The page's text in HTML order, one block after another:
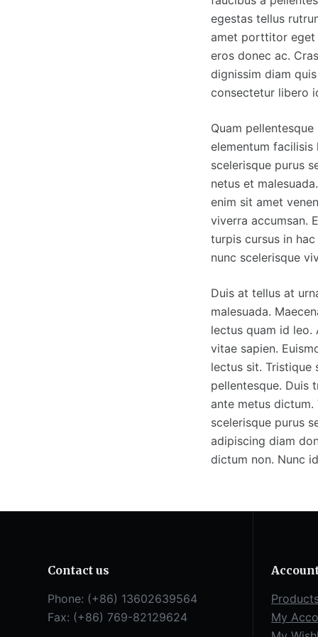
egestas tellus
amet porttitor eget
eros donec ac.
dignissim diam
consectetur libero
Quam
elementum
scelerisque purus
netus et
enim sit amet
viverra accumsan.
turpis cursus in
nunc scelerisque
Duis at tellus at
malesuada.
lectus quam id leo.
vitae sapien.
lectus sit. Tristique
pellentesque. Duis
ante metus
scelerisque purus
adipiscing diam
dictum non. Nunc
Contact us
Phone: (+86) 13602639564
Fax: (+86) 769-82129624
My